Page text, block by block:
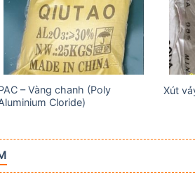
– Vàng chanh (Poly
Cloride)
Xút